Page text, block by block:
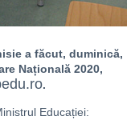
a făcut, duminică,
Națională 2020,
.
Educației: